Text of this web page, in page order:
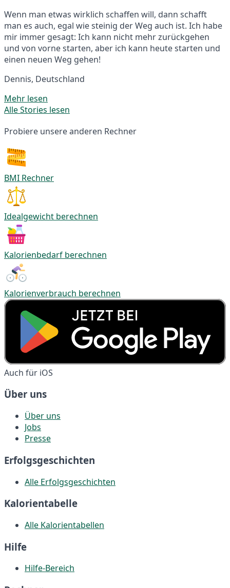
Wenn man etwas wirklich schaffen will, dann schafft
man es auch, egal wie steinig der Weg auch ist. Ich habe
mir immer gesagt: Ich kann nicht mehr zurückgehen
und von vorne starten, aber ich kann heute starten und
einen neuen Weg gehen!
Dennis, Deutschland
Mehr lesen
Alle Stories lesen
Probiere unsere anderen Rechner
BMI Rechner
Idealgewicht berechnen
Kalorienbedarf berechnen
Kalorienverbrauch berechnen
Auch für iOS
Über uns
Über uns
Jobs
Presse
Erfolgsgeschichten
Alle Erfolgsgeschichten
Kalorientabelle
Alle Kalorientabellen
Hilfe
Hilfe-Bereich